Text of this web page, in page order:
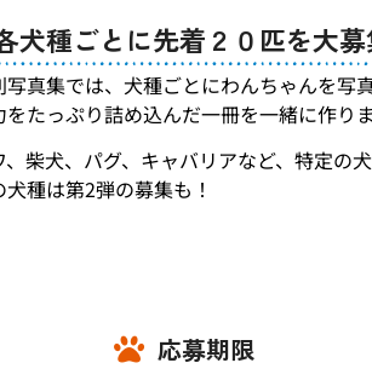
犬種ごとに先着２０匹を大
写真集では、犬種ごとにわんちゃんを写
をたっぷり詰め込んだ一冊を一緒に作り
、柴犬、パグ、キャバリアなど、特定の
種は第2弾の募集も！
応募期限